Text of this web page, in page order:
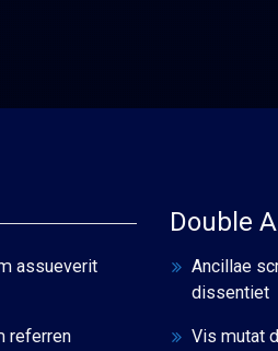
assueverit
referren
Double
Ancillae
dissentiet
Vis mutat